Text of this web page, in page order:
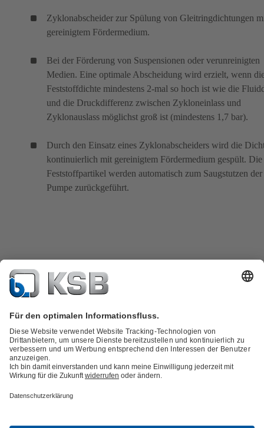
Zyklonabscheider zur Spülung von Gleitringdichtungen
gereinigtem Fördermedium.
Bei der Förderung von Suspensionen oder verunreinigten
Medien. Eine optimale Abscheidung wird erzielt, wenn
Feststoffdichte mindestens 2-mal so hoch ist wie die
und die Druckdifferenz zwischen Zykloneinlass und
Zyklonauslass möglichst groß ist (mindestens 1,7 bar).
Durch den Einsatz eines Zyklonabscheiders wird die
kontinuierlich mit gereinigtem Fördermedium gespült. Die
Feststoffpartikel werden automatisch zum Saugstutzen der
Pumpe zurückgeführt.